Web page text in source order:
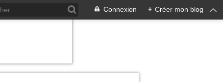
Connexion + Créer mon blog